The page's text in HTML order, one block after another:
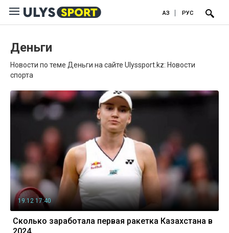
ҚАЗ РУС
Деньги
Новости по теме Деньги на сайте Ulyssport.kz: Новости
спорта
19.12 17:40
Сколько заработала первая ракетка Казахстана в